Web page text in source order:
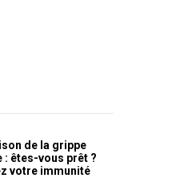
de la grippe
: êtes-vous prêt ?
votre immunité